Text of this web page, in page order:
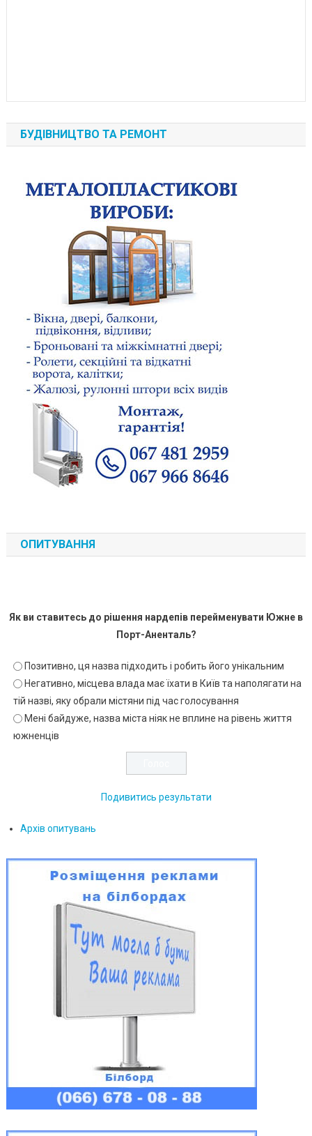
БУДІВНИЦТВО ТА РЕМОНТ
ОПИТУВАННЯ
Як ви ставитесь до рішення нардепів перейменувати Южне в
Порт-Аненталь?
Позитивно, ця назва підходить і робить його унікальним
Негативно, місцева влада має їхати в Київ та наполягати на
тій назві, яку обрали містяни під час голосування
Мені байдуже, назва міста ніяк не вплине на рівень життя
южненців
Подивитись результати
Архів опитувань